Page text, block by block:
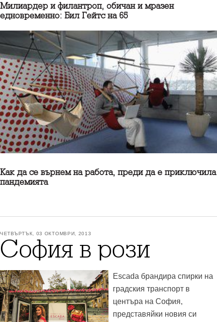
Милиардер и филантроп, обичан и мразен
едновременно: Бил Гейтс на 65
Как да се върнем на работа, преди да е приключила
пандемията
ЧЕТВЪРТЪК, 03 ОКТОМВРИ, 2013
София в рози
Escada брандира спирки на
градския транспорт в
центъра на София,
представяйки новия си